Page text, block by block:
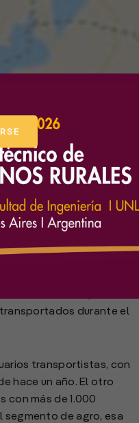
el transporte de
del 2020, a partir de
transportados durante el
transportistas, con
hace un año. El otro
con más de 1.000
segmento de agro, esa